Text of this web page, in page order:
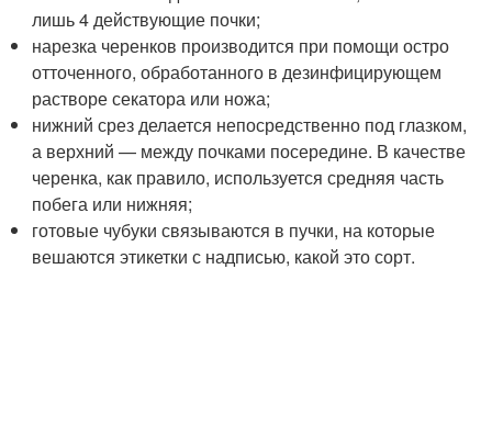
лишь 4 действующие почки;
нарезка черенков производится при помощи остро
отточенного, обработанного в дезинфицирующем
растворе секатора или ножа;
нижний срез делается непосредственно под глазком,
а верхний — между почками посередине. В качестве
черенка, как правило, используется средняя часть
побега или нижняя;
готовые чубуки связываются в пучки, на которые
вешаются этикетки с надписью, какой это сорт.